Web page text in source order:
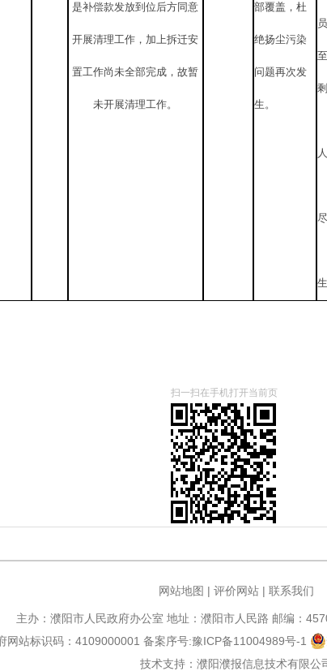
是补偿款发放到位后方同意
开展清理工作，加上拆迁安
置工作尚未全部完成， 故暂
未开展清理工作。
部覆盖，杜
绝扬尘污染
问题再次发
生。
至
生
扫一扫在手机打开当前页
网站地图 | 评价网站 | 联系我们
主办：濮阳市人民政府办公室 地址：濮阳市人民路 邮编：
网站标识码：4109000001 备案序号:豫ICP备11004989号-1
技术支持：濮阳濮报信息技术有限公